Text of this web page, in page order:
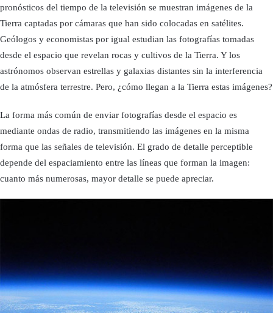
pronósticos del tiempo de la televisión se muestran imágenes de la
Tierra captadas por cámaras que han sido colocadas en satélites.
Geólogos y economistas por igual estudian las fotografías tomadas
desde el espacio que revelan rocas y cultivos de la Tierra. Y los
astrónomos observan estrellas y galaxias distantes sin la interferencia
de la atmósfera terrestre. Pero, ¿cómo llegan a la Tierra estas imágenes?
La forma más común de enviar fotografías desde el espacio es
mediante ondas de radio, transmitiendo las imágenes en la misma
forma que las señales de televisión. El grado de detalle perceptible
depende del espaciamiento entre las líneas que forman la imagen:
cuanto más numerosas, mayor detalle se puede apreciar.